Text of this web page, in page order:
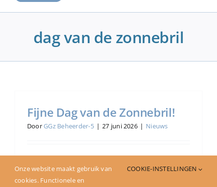
dag van de zonnebril
Fijne Dag van de Zonnebril!
DoorGGz Beheerder-5 | 27 juni 2026 | Nieuws
de Zonnebril. Ja[...]
Onze website maakt gebruik van
cookies. Functionele en
COOKIE-INSTELLINGEN